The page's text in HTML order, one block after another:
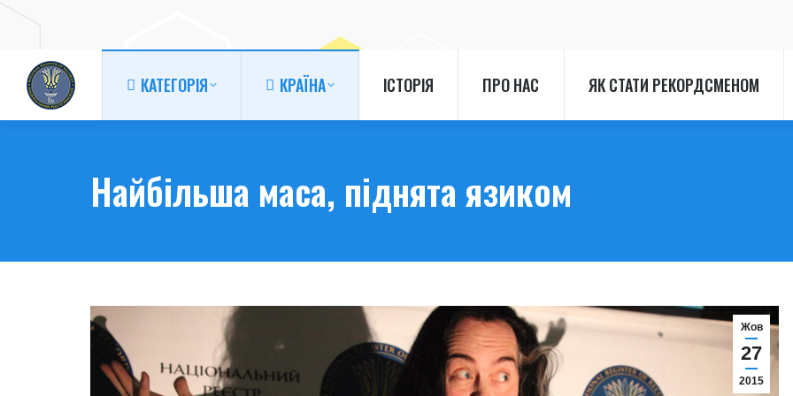
КАТЕГОРІЯ КРАЇНА ІСТОРІЯ ПРО НАС ЯК СТАТИ РЕКОРДСМЕНОМ
Найбільша маса, піднята язиком
Жов
27
2015